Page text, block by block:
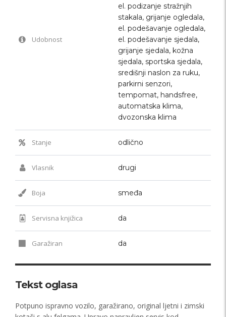
Udobnost
el. podizanje stražnjih
stakala, grijanje ogledala,
el. podešavanje ogledala,
el. podešavanje sjedala,
grijanje sjedala, kožna
sjedala, sportska sjedala,
središnji naslon za ruku,
parkirni senzori,
tempomat, handsfree,
automatska klima,
dvozonska klima
Stanje odlično
Vlasnik drugi
Boja smeđa
Servisna knjižica da
Garažiran da
Tekst oglasa
Potpuno ispravno vozilo, garažirano, original ljetni i zimski